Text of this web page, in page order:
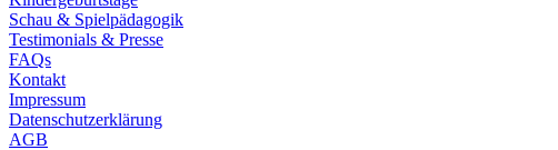
Schau & Spielpädagogik
Testimonials & Presse
FAQs
Kontakt
Impressum
Datenschutzerklärung
AGB